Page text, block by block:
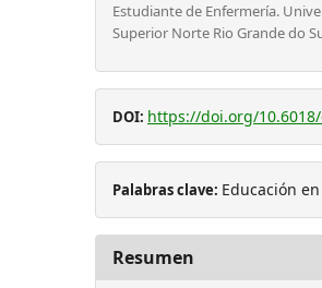
Estudiante de Enfermería.
Superior Norte Rio Grande do
DOI: https://doi.org/
Palabras clave: Educación
Resumen